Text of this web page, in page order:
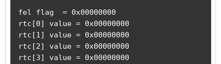
dcdc3_vol = 3300
axp set dcdc3_vol to 3300 failed
aldo2_vol = 2500
axp set aldo2_vol to 2500 failed
fel flag  = 0x00000000
rtc[0] value = 0x00000000
rtc[1] value = 0x00000000
rtc[2] value = 0x00000000
rtc[3] value = 0x00000000